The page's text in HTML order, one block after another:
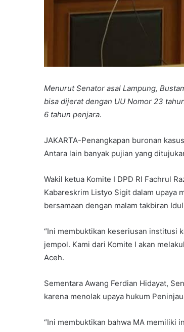
Menurut Senator asal Lampung,
bisa dijerat dengan UU Nomor 23
6 tahun penjara.
JAKARTA-Penangkapan buronan
Antara lain banyak pujian yang
Wakil ketua Komite I DPD RI Fachrul
Kabareskrim Listyo Sigit dalam upaya
bersamaan dengan malam takbiran
“Ini membuktikan keseriusan institusi
jempol. Kami dari Komite I akan
Aceh.
Sementara Awang Ferdian Hidayat,
karena menolak upaya hukum
“Ini membuktikan bahwa MA memiliki